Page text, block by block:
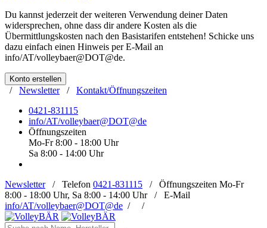
Du kannst jederzeit der weiteren Verwendung deiner Daten
widersprechen, ohne dass dir andere Kosten als die
Übermittlungskosten nach den Basistarifen entstehen! Schicke uns
dazu einfach einen Hinweis per E-Mail an
info/AT/volleybaer@DOT@de.
Konto erstellen
/ Newsletter/ Kontakt/Öffnungszeiten
0421-831115
info/AT/volleybaer@DOT@de
Öffnungszeiten
Mo-Fr 8:00 - 18:00 Uhr
Sa 8:00 - 14:00 Uhr
Newsletter/ Telefon 0421-831115 / Öffnungszeiten Mo-Fr
8:00 - 18:00 Uhr, Sa 8:00 - 14:00 Uhr / E-Mail
info/AT/volleybaer@DOT@de / /